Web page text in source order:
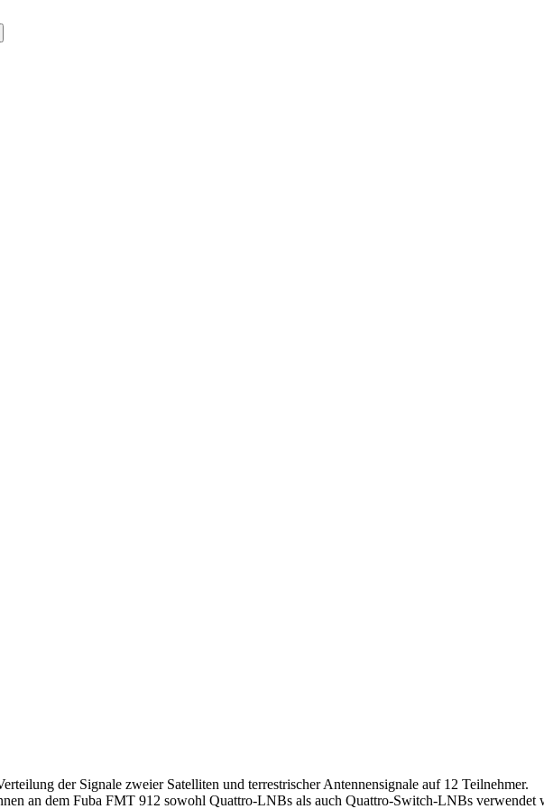
der Signale zweier Satelliten und terrestrischer Antennensignale auf 12 Teilnehmer.
an dem Fuba FMT 912 sowohl Quattro-LNBs als auch Quattro-Switch-LNBs verwendet